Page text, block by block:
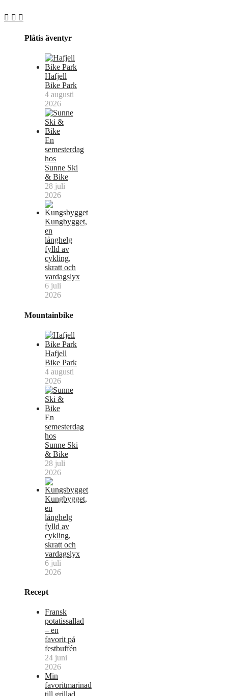
Plåtis äventyr
Hafjell
Bike Park
4 augusti
2026
En
semesterdag
hos
Sunne Ski
& Bike
28 juli
2026
Kungbygget,
en
långhelg
fylld av
cykling,
skratt och
vardagslyx
6 juli
2026
Mountainbike
Hafjell
Bike Park
4 augusti
2026
En
semesterdag
hos
Sunne Ski
& Bike
28 juli
2026
Kungbygget,
en
långhelg
fylld av
cykling,
skratt och
vardagslyx
6 juli
2026
Recept
Fransk
potatissallad
– en
favorit på
festbuffén
24 juni
2026
Min
favoritmarinad